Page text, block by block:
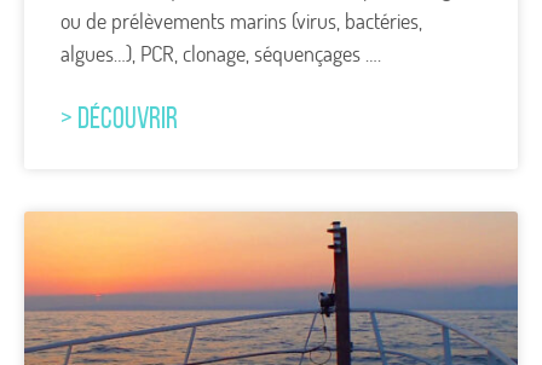
ou de prélèvements marins (virus, bactéries,
algues…), PCR, clonage, séquençages ….
> DÉCOUVRIR